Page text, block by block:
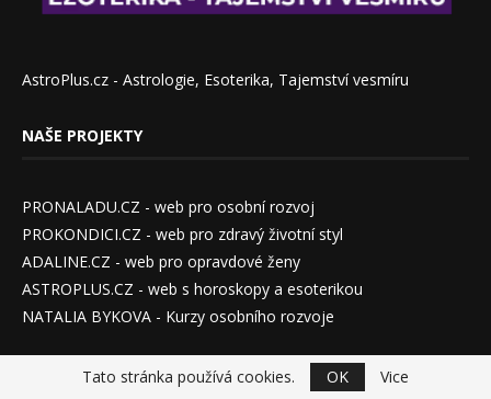
Tato stránka používá cookies. OK Vice
AstroPlus.cz - Astrologie, Esoterika, Tajemství vesmíru
NAŠE PROJEKTY
PRONALADU.CZ - web pro osobní rozvoj
PROKONDICI.CZ - web pro zdravý životní styl
ADALINE.CZ - web pro opravdové ženy
ASTROPLUS.CZ - web s horoskopy a esoterikou
NATALIA BYKOVA - Kurzy osobního rozvoje
SMARTLASHES.CZ - Partnerský projekt